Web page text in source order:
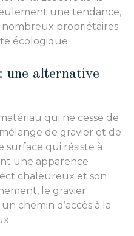
une tendance,
propriétaires
écologique.
une alternative
qui ne cesse de
de gravier et de
surface qui résiste à
une apparence
chaleureux et son
le gravier
chemin d’accès à la